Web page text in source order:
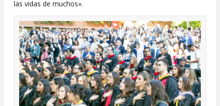
las vidas de muchos».